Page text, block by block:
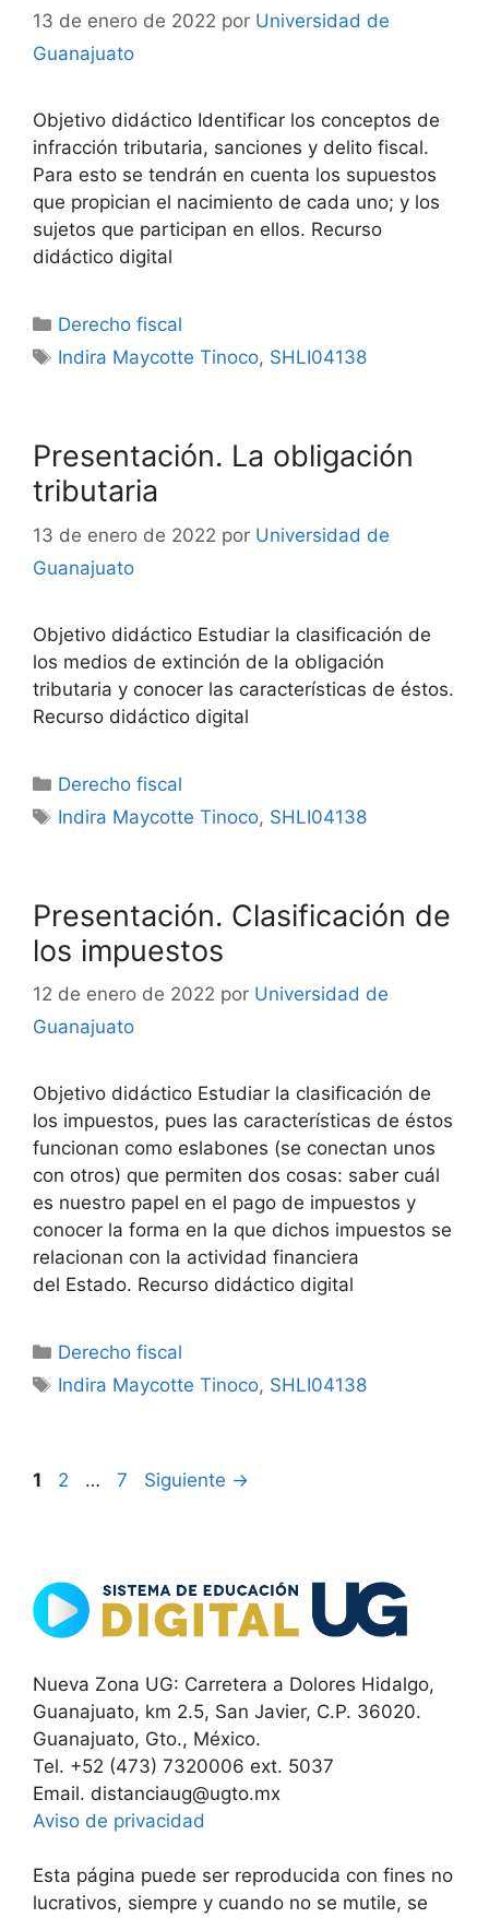
13 de enero de 2022 por Universidad de
Guanajuato
Objetivo didáctico Identificar los conceptos de
infracción tributaria, sanciones y delito fiscal.
Para esto se tendrán en cuenta los supuestos
que propician el nacimiento de cada uno; y los
sujetos que participan en ellos. Recurso
didáctico digital
Categorías
Derecho fiscal
Etiquetas
Indira Maycotte Tinoco, SHLI04138
Presentación. La obligación
tributaria
13 de enero de 2022 por Universidad de
Guanajuato
Objetivo didáctico Estudiar la clasificación de
los medios de extinción de la obligación
tributaria y conocer las características de éstos.
Recurso didáctico digital
Categorías
Derecho fiscal
Etiquetas
Indira Maycotte Tinoco, SHLI04138
Presentación. Clasificación de
los impuestos
12 de enero de 2022 por Universidad de
Guanajuato
Objetivo didáctico Estudiar la clasificación de
los impuestos, pues las características de éstos
funcionan como eslabones (se conectan unos
con otros) que permiten dos cosas: saber cuál
es nuestro papel en el pago de impuestos y
conocer la forma en la que dichos impuestos se
relacionan con la actividad financiera
del Estado. Recurso didáctico digital
Categorías
Derecho fiscal
Etiquetas
Indira Maycotte Tinoco, SHLI04138
Página
1 Página
2 … Página
7 Siguiente →
Nueva Zona UG: Carretera a Dolores Hidalgo,
Guanajuato, km 2.5, San Javier, C.P. 36020.
Guanajuato, Gto., México.
Tel. +52 (473) 7320006 ext. 5037
Email. distanciaug@ugto.mx
Aviso de privacidad
Esta página puede ser reproducida con fines no
lucrativos, siempre y cuando no se mutile, se